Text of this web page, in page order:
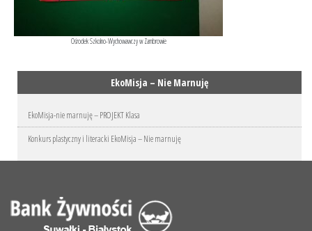
Ośrodek Szkolno-Wychowawczy w Zambrowie
EkoMisja – Nie Marnuję
EkoMisja-nie marnuję – PROJEKT Klasa
Konkurs plastyczny i literacki EkoMisja – Nie marnuję